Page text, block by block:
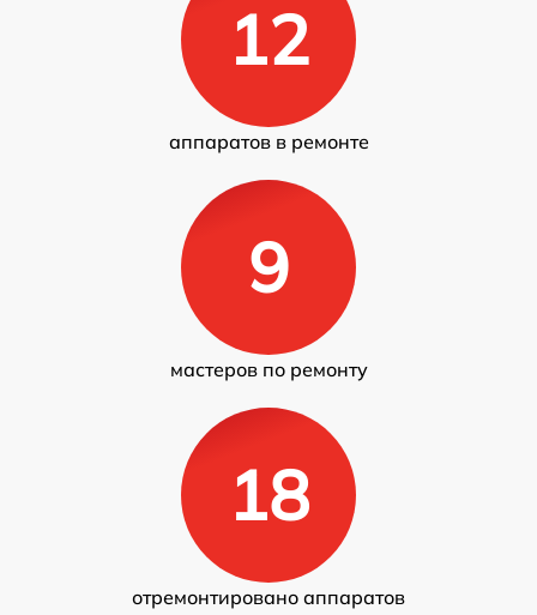
12
аппаратов в ремонте
9
мастеров по ремонту
18
отремонтировано аппаратов